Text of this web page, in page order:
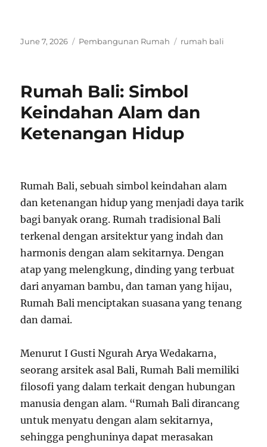
Posted
June 7, 2026 Categories
Pembangunan Rumah Tags
rumah bali
Rumah Bali: Simbol
Keindahan Alam dan
Ketenangan Hidup
Rumah Bali, sebuah simbol keindahan alam
dan ketenangan hidup yang menjadi daya tarik
bagi banyak orang. Rumah tradisional Bali
terkenal dengan arsitektur yang indah dan
harmonis dengan alam sekitarnya. Dengan
atap yang melengkung, dinding yang terbuat
dari anyaman bambu, dan taman yang hijau,
Rumah Bali menciptakan suasana yang tenang
dan damai.
Menurut I Gusti Ngurah Arya Wedakarna,
seorang arsitek asal Bali, Rumah Bali memiliki
filosofi yang dalam terkait dengan hubungan
manusia dengan alam. “Rumah Bali dirancang
untuk menyatu dengan alam sekitarnya,
sehingga penghuninya dapat merasakan